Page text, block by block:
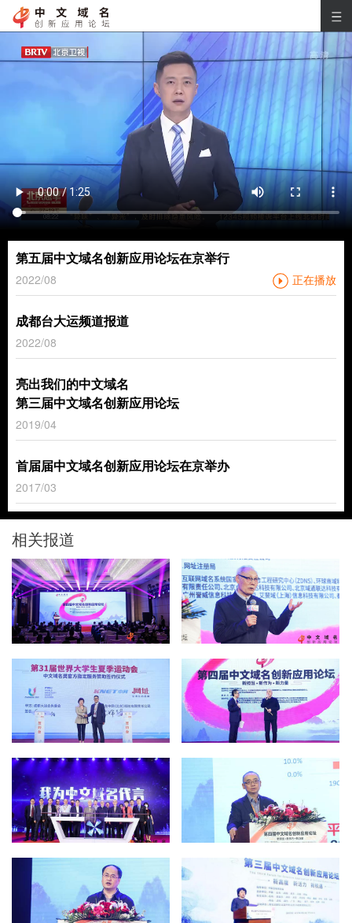
第五届中文域名创新应用论坛在京举行
2022/08 正在播放
成都台大运频道报道
2022/08
亮出我们的中文域名
第三届中文域名创新应用论坛
2019/04
首届届中文域名创新应用论坛在京举办
2017/03
相关报道
业界：中文域名“.网址”渐受
欢迎 服务能力正不断提升
人民网
成都大运会将启用中文域
名“成都大运会.网址”
新华网
2021第四届中文域名创新应
用论坛在京召开
中国新闻网
2021第四届中文域名创新应
用论坛在京召开
中国网
2021第四届中文域名创新应
用论坛在京召开
中国日报网
《全球域名发展报告》发布
中文域名领跑多语种域名 安
全适用性亟待提升
中国科学网